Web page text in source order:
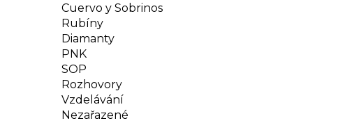
Cuervo y Sobrinos
Rubíny
Diamanty
PNK
SOP
Rozhovory
Vzdelávání
Nezařazené